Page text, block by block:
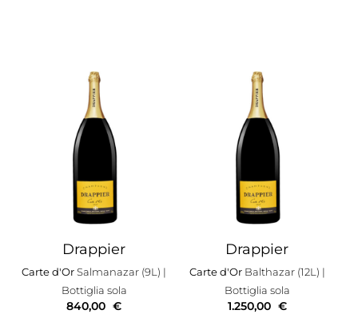
Drappier
Carte d'OrSalmanazar (9L) |
Bottiglia sola
840,00 €
Drappier
Carte d'Or Balthazar (12L) |
Bottiglia sola
1.250,00 €